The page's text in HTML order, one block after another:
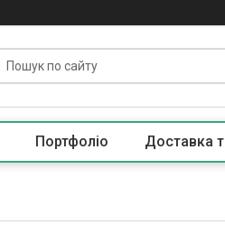
Портфоліо Доставка